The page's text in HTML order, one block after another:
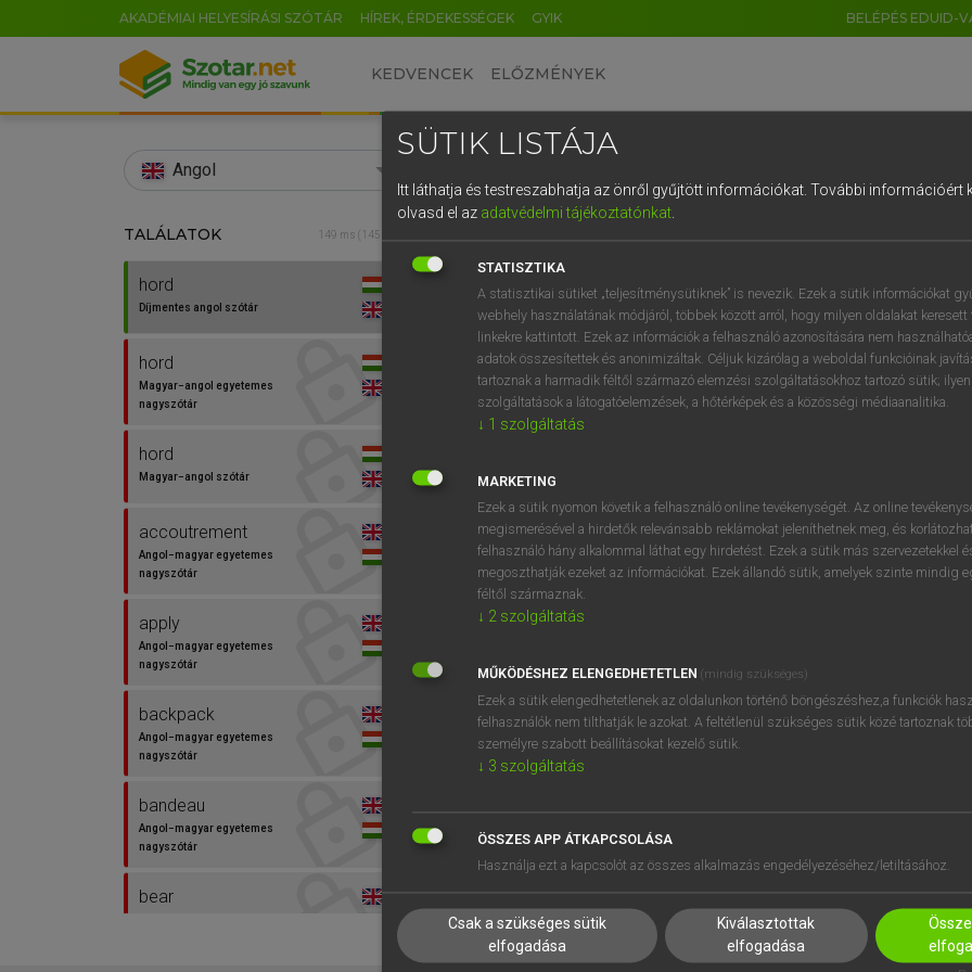
AKADÉMIAI HELYESÍRÁSI SZÓTÁR HÍREK, ÉRDEKESSÉGEK GYIK BELÉPÉS EDUID-
KEDVENCEK ELŐZMÉNYEK
Angol
TALÁLATOK 149 ms (145 db)
hord
Díjmentes angol szótár
hord
Magyar−angol egyetemes
nagyszótár
hord
Magyar−angol szótár
accoutrement
Angol−magyar egyetemes
nagyszótár
apply
Angol−magyar egyetemes
nagyszótár
backpack
Angol−magyar egyetemes
nagyszótár
bandeau
Angol−magyar egyetemes
nagyszótár
bear
Díjmentes angol szótár
ige
carry
wear
have sg on
bear
convey
cart
⚲ hordkeresése szótárainkban
SÜTIK LISTÁJA
Itt láthatja és testreszabhatja az önről gyűjtött információkat. További információért
olvasd el az adatvédelmi tájékoztatónkat.
STATISZTIKA
A statisztikai sütiket „teljesítménysütiknek” is nevezik. Ezek a sütik információkat
webhely használatának módjáról, többek között arról, hogy milyen oldalakat keresett
linkekre kattintott. Ezek az információk a felhasználó azonosítására nem
adatok összesítettek és anonimizáltak. Céljuk kizárólag a weboldal funkcióinak
tartoznak a harmadik féltől származó elemzési szolgáltatásokhoz tartozó sütik;
szolgáltatások a látogatóelemzések, a hőtérképek és a közösségi médiaanalitika.
↓ 1 szolgáltatás
MARKETING
Ezek a sütik nyomon követik a felhasználó online tevékenységét. Az online
megismerésével a hirdetők relevánsabb reklámokat jeleníthetnek meg, és
felhasználó hány alkalommal láthat egy hirdetést. Ezek a sütik más szervezetekkel
megoszthatják ezeket az információkat. Ezek állandó sütik, amelyek szinte mindig
féltől származnak.
↓ 2 szolgáltatás
MŰKÖDÉSHEZ ELENGEDHETETLEN (mindig szükséges)
Ezek a sütik elengedhetetlenek az oldalunkon történő böngészéshez,a funkciók
felhasználók nem tilthatják le azokat. A feltétlenül szükséges sütik közé tartoznak
személyre szabott beállításokat kezelő sütik.
↓ 3 szolgáltatás
ÖSSZES APP ÁTKAPCSOLÁSA
Használja ezt a kapcsolót az összes alkalmazás engedélyezéséhez/letiltásához.
Csak a szükséges sütik
elfogadása
Kiválasztottak
elfogadása
EN HU DE CN FR ES IT NL
0 1 2 3 4 5 6 7 8 9
q w e r t z u i
a s d f g h j k l é
í y x c v b n m , .